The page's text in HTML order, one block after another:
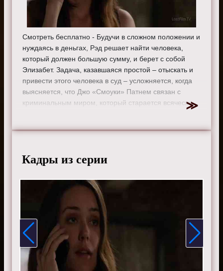
Смотреть бесплатно - Будучи в сложном положении и
нуждаясь в деньгах, Рэд решает найти человека,
который должен большую сумму, и берет с собой
Элизабет. Задача, казавшаяся простой – отыскать и
привести этого человека в суд – усложняется, когда
выясняется, что Джо «Смоуки» Патнем связан с
криминальным миром, который старается всячески
Режиссер:Билл Роу
Клаттенхофф, Райан Эгголд, Парминдер Награ и Гарри
Ленникс.
Смотрите онлайн 5 сезон 1 серию «Черный список»
бесплатно в хорошем HD качестве, на телефоне,
планшете, пк или телевизоре на сайте the-blacklist-
Кадры из серии